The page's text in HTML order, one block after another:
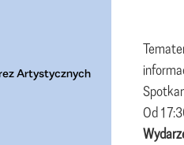
Artystycznych
Od